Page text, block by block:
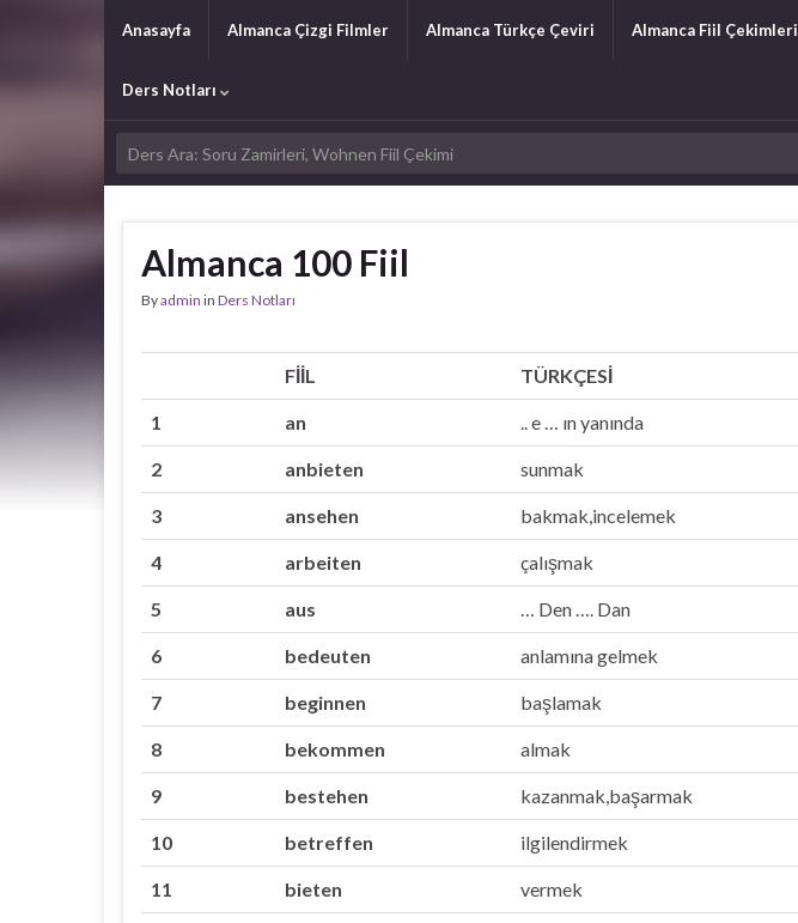
Anasayfa Almanca Çizgi Filmler Almanca Türkçe Çeviri Almanca Fiil Çekimleri
Ders Notları
Almanca 100 Fiil
Byadmin in Ders Notları
FİİL TÜRKÇESİ
1 an .. e … ın yanında
2 anbieten sunmak
3 ansehen bakmak,incelemek
4 arbeiten çalışmak
5 aus … Den …. Dan
6 bedeuten anlamına gelmek
7 beginnen başlamak
8 bekommen almak
9 bestehen kazanmak,başarmak
10 betreffen ilgilendirmek
11 bieten vermek